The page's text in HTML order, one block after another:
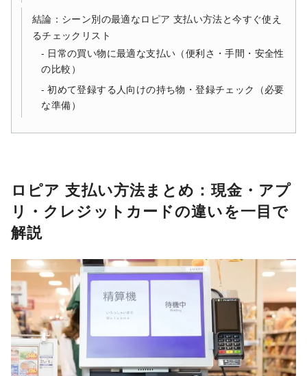
結論：シーン別の最適なロピア 支払い方法と今すぐ使え
るチェックリスト
日常の買い物に最適な支払い（便利さ・手間・安全性
の比較）
初めて登録する人向けの持ち物・登録チェック（必要
な準備）
ロピア 支払い方法まとめ：現金・アプ
リ・クレジットカードの違いを一目で
解説